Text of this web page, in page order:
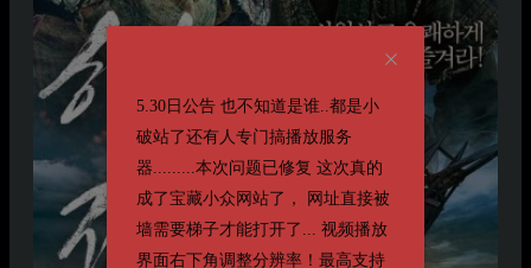
5.30日公告 也不知道是谁..都是小
破站了还有人专门搞播放服务
器.........本次问题已修复 这次真的
成了宝藏小众网站了， 网址直接被
墙需要梯子才能打开了... 视频播放
界面右下角调整分辨率！最高支持